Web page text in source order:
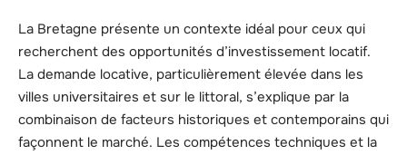
La Bretagne présente un contexte idéal pour ceux qui
recherchent des opportunités d’investissement locatif.
La demande locative, particulièrement élevée dans les
villes universitaires et sur le littoral, s’explique par la
combinaison de facteurs historiques et contemporains qui
façonnent le marché. Les compétences techniques et la